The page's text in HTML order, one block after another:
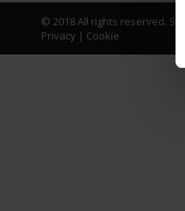
© 2018 All rights reserved.
Privacy | Cookie